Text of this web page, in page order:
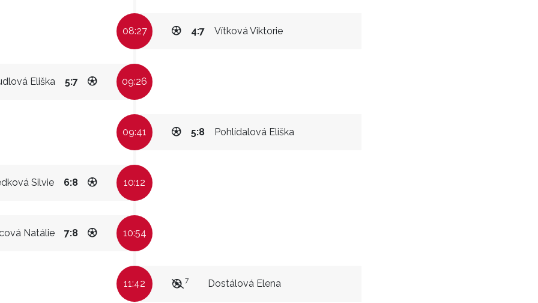
08:27 Vítková Viktorie
4:7
Eliška 5:7 09:26
09:41 Pohlídalová Eliška
5:8
Silvie 6:8 10:12
Natálie 7:8 10:54
11:42 Dostálová Elena
7